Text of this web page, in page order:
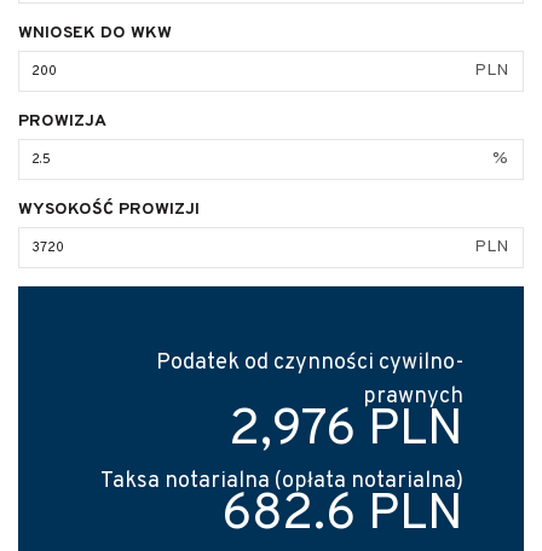
WNIOSEK DO WKW
PLN
PROWIZJA
%
WYSOKOŚĆ PROWIZJI
PLN
Podatek od czynności cywilno-
prawnych
2,976 PLN
Taksa notarialna (opłata notarialna)
682.6 PLN